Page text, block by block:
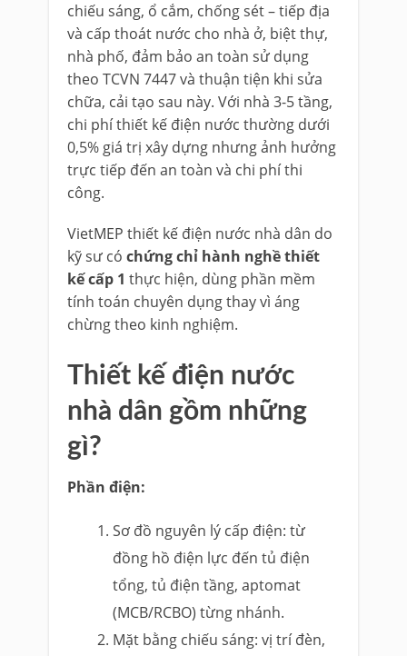
chiếu sáng, ổ cắm, chống sét – tiếp địa
và cấp thoát nước cho nhà ở, biệt thự,
nhà phố, đảm bảo an toàn sử dụng
theo TCVN 7447 và thuận tiện khi sửa
chữa, cải tạo sau này. Với nhà 3-5 tầng,
chi phí thiết kế điện nước thường dưới
0,5% giá trị xây dựng nhưng ảnh hưởng
trực tiếp đến an toàn và chi phí thi
công.
VietMEP thiết kế điện nước nhà dân do
kỹ sư có chứng chỉ hành nghề thiết
kế cấp 1 thực hiện, dùng phần mềm
tính toán chuyên dụng thay vì áng
chừng theo kinh nghiệm.
Thiết kế điện nước
nhà dân gồm những
gì?
Phần điện:
Sơ đồ nguyên lý cấp điện: từ
đồng hồ điện lực đến tủ điện
tổng, tủ điện tầng, aptomat
(MCB/RCBO) từng nhánh.
Mặt bằng chiếu sáng: vị trí đèn,